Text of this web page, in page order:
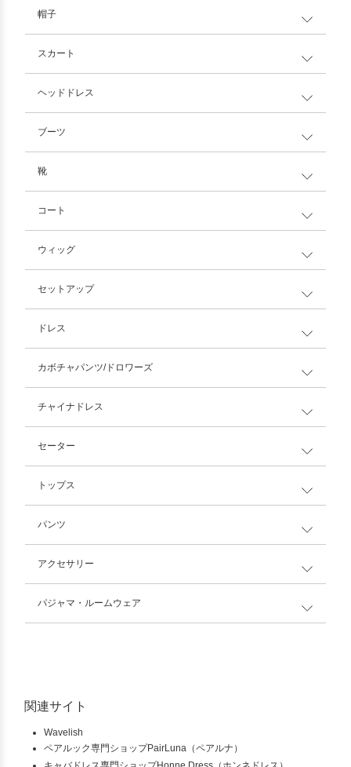
帽子
スカート
ヘッドドレス
ブーツ
靴
コート
ウィッグ
セットアップ
ドレス
カボチャパンツ/ドロワーズ
チャイナドレス
セーター
トップス
パンツ
アクセサリー
パジャマ・ルームウェア
関連サイト
Wavelish
ペアルック専門ショップPairLuna（ペアルナ）